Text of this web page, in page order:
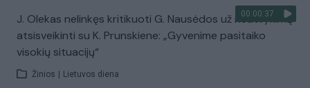
00:00:37
J. Olekas nelinkęs kritikuoti G. Nausėdos už neatvykimą
atsisveikinti su K. Prunskiene: „Gyvenime pasitaiko
visokių situacijų“
Žinios Lietuvos diena